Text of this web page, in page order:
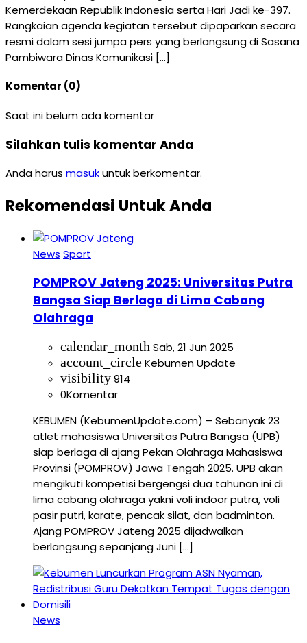
Kemerdekaan Republik Indonesia serta Hari Jadi ke-397.
Rangkaian agenda kegiatan tersebut dipaparkan secara
resmi dalam sesi jumpa pers yang berlangsung di Sasana
Pambiwara Dinas Komunikasi […]
Komentar (0)
Saat ini belum ada komentar
Silahkan tulis komentar Anda
Anda harus masukuntuk berkomentar.
Rekomendasi Untuk Anda
News Sport
POMPROV Jateng 2025: Universitas Putra
Bangsa Siap Berlaga di Lima Cabang
Olahraga
calendar_month Sab, 21 Jun 2025
account_circleKebumen Update
visibility914
0Komentar
KEBUMEN (KebumenUpdate.com) – Sebanyak 23
atlet mahasiswa Universitas Putra Bangsa (UPB)
siap berlaga di ajang Pekan Olahraga Mahasiswa
Provinsi (POMPROV) Jawa Tengah 2025. UPB akan
mengikuti kompetisi bergengsi dua tahunan ini di
lima cabang olahraga yakni voli indoor putra, voli
pasir putri, karate, pencak silat, dan badminton.
Ajang POMPROV Jateng 2025 dijadwalkan
berlangsung sepanjang Juni […]
News